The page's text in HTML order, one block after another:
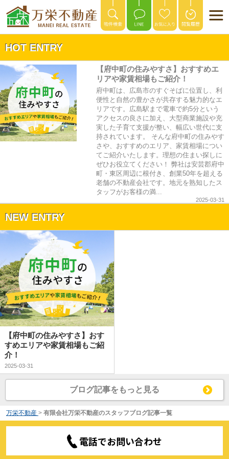
HOT ENTRY
【府中町の住みやすさ】おすすめエ
リアや家賃相場もご紹介！
府中町は、広島市のすぐそばに位置し、利
便性と自然の豊かさが共存する魅力的なエ
リアです。広島駅まで電車で約5分という
アクセスの良さに加え、大型商業施設や充
実した子育て支援が整い、幅広い世代に支
持されています。 そんな府中町の住みやす
さや、おすすめのエリア、家賃相場につい
てご紹介いたします。理想の住まい探しに
ぜひお役立てください！ 弊社は安芸郡府中
町・東区周辺に根付き、創業50年を超える
老舗の不動産会社です。地元を熟知したス
タッフがお客様の満...
2025-03-31
NEW ENTRY
【府中町の住みやすさ】おす
すめエリアや家賃相場もご紹
介！
2025-03-31
ブログ記事をもっと見る
万栄不動産 > 有限会社万栄不動産のスタッフブログ記事一覧
電話でお問い合わせ